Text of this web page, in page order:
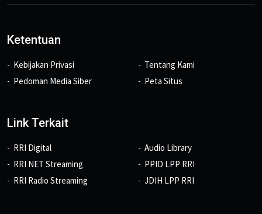
Ketentuan
Kebijakan Privasi
Pedoman Media Siber
Tentang Kami
Peta Situs
Link Terkait
RRI Digital
RRI NET Streaming
RRI Radio Streaming
Audio Library
PPID LPP RRI
JDIH LPP RRI